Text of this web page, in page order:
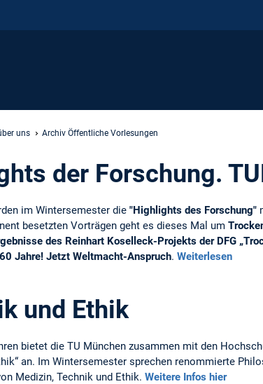
uns Archiv Öffentliche Vorlesungen
der Forschung.
im Wintersemester die "Highlights des Forschung"
besetzten Vorträgen geht es dieses Mal um
des Reinhart Koselleck-Projekts der DFG
Jahre! Jetzt Weltmacht-Anspruch. Weiterlesen
und Ethik
bietet die TU München zusammen mit den
an. Im Wintersemester sprechen renommierte
Medizin, Technik und Ethik. Weitere Infos hier